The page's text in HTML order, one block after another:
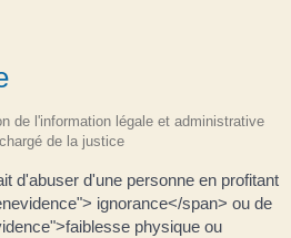
de l'information légale et administrative
de la justice
d'abuser d'une personne en profitant
ignorance</span> ou de
physique ou